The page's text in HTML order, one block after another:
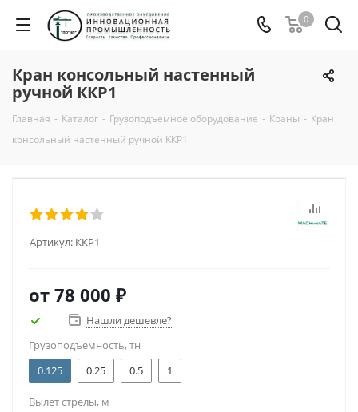
0
Кран консольный настенный
ручной ККР1
Главная - Каталог - Грузоподъемное оборудование - Краны - Кран
консольный настенный ручной ККР1
Артикул: ККР1
от 78 000 ₽
Нашли дешевле?
Грузоподъемность, тн
0.125
0.25 0.5 1
Вылет стрелы, м